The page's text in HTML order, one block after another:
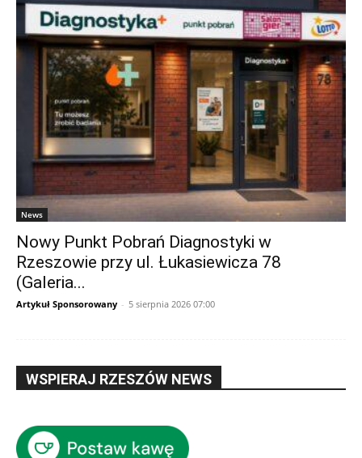
News
Nowy Punkt Pobrań Diagnostyki w
Rzeszowie przy ul. Łukasiewicza 78
(Galeria...
Artykuł Sponsorowany - 5 sierpnia 2026 07:00
WSPIERAJ RZESZÓW NEWS